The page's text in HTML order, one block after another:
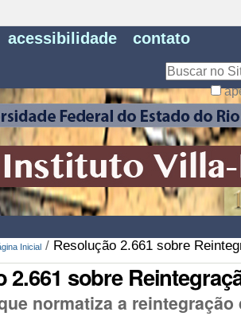
acessibilidade contato
Inicial / Resolução 2.661 sobre
2.661 sobre
normatiza a